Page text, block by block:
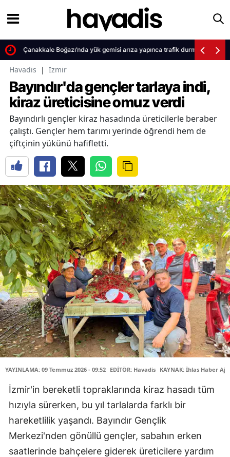
Çanakkale Boğazı’nda yük gemisi arıza yapınca trafik durma
Havadis | İzmir
Bayındır'da gençler tarlaya indi,
kiraz üreticisine omuz verdi
Bayındırlı gençler kiraz hasadında üreticilerle beraber
çalıştı. Gençler hem tarımı yerinde öğrendi hem de
çiftçinin yükünü hafifletti.
YAYINLAMA: 09 Temmuz 2026 - 09:52 EDİTÖR: Havadis KAYNAK: İhlas Haber
İzmir'in bereketli topraklarında kiraz hasadı tüm
hızıyla sürerken, bu yıl tarlalarda farklı bir
hareketlilik yaşandı. Bayındır Gençlik
Merkezi'nden gönüllü gençler, sabahın erken
saatlerinde bahçelere giderek üreticilere yardım